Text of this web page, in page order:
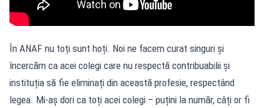
În ANAF nu toți sunt hoți. Noi ne facem curat singuri și
încercăm ca acei colegi care nu respectă contribuabilii și
instituția să fie eliminați din această profesie, respectând
legea. Mi-aș dori ca toți acei colegi – puțini la număr, câți or fi